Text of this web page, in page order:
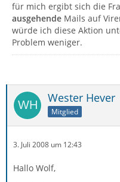
für mich ergibt sich die
ausgehende Mails auf
würde ich diese Aktion
Problem weniger.
Wester Hever
Mitglied
3. Juli 2008 um 12:43
Hallo Wolf,